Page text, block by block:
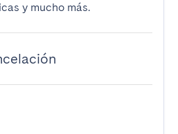
y mucho más.